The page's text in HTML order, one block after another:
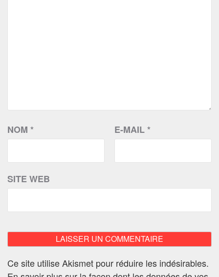
NOM * E-MAIL*
SITE WEB
Ce site utilise Akismet pour réduire les indésirables.